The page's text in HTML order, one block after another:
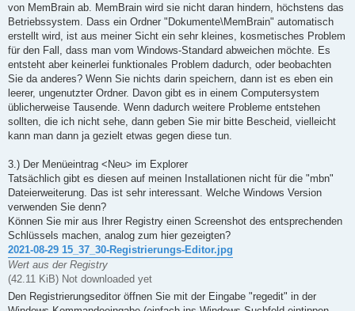
von MemBrain ab. MemBrain wird sie nicht daran hindern, höchstens das
Betriebssystem. Dass ein Ordner "Dokumente\MemBrain" automatisch
erstellt wird, ist aus meiner Sicht ein sehr kleines, kosmetisches Problem
für den Fall, dass man vom Windows-Standard abweichen möchte. Es
entsteht aber keinerlei funktionales Problem dadurch, oder beobachten
Sie da anderes? Wenn Sie nichts darin speichern, dann ist es eben ein
leerer, ungenutzter Ordner. Davon gibt es in einem Computersystem
üblicherweise Tausende. Wenn dadurch weitere Probleme entstehen
sollten, die ich nicht sehe, dann geben Sie mir bitte Bescheid, vielleicht
kann man dann ja gezielt etwas gegen diese tun.
3.) Der Menüeintrag <Neu> im Explorer
Tatsächlich gibt es diesen auf meinen Installationen nicht für die "mbn"
Dateierweiterung. Das ist sehr interessant. Welche Windows Version
verwenden Sie denn?
Können Sie mir aus Ihrer Registry einen Screenshot des entsprechenden
Schlüssels machen, analog zum hier gezeigten?
2021-08-29 15_37_30-Registrierungs-Editor.jpg
Wert aus der Registry
(42.11 KiB) Not downloaded yet
Den Registrierungseditor öffnen Sie mit der Eingabe "regedit" in der